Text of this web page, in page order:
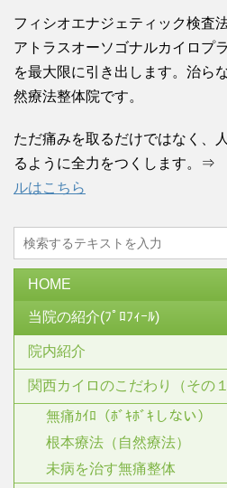
フィシオエナジェティック検査
アトラスオーソゴナルカイロプ
を最大限に引き出します。治ら
然療法整体院です。
ただ痛みを取るだけではなく、
るように全力をつくします。⇒
ルはこちら
HOME
当院の紹介(ﾌﾟﾛﾌｨｰﾙ)
院内紹介
関西カイロのこだわり（その
無痛ｶｲﾛ（ﾎﾞｷﾎﾞｷしない）
根本療法（自然療法）
未病を治す無痛整体